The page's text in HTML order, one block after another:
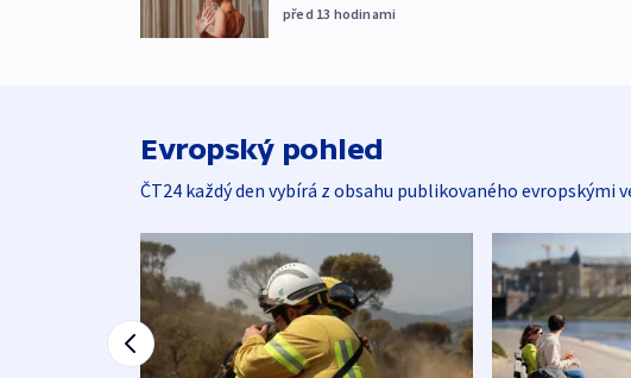
před 13 hodinami
Evropský pohled
ČT24 každý den vybírá z obsahu publikovaného evropskými